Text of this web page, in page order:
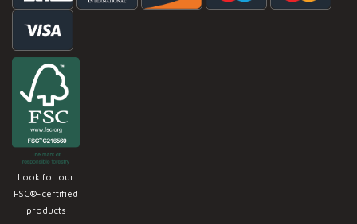
Look for our
FSC®-certified
products